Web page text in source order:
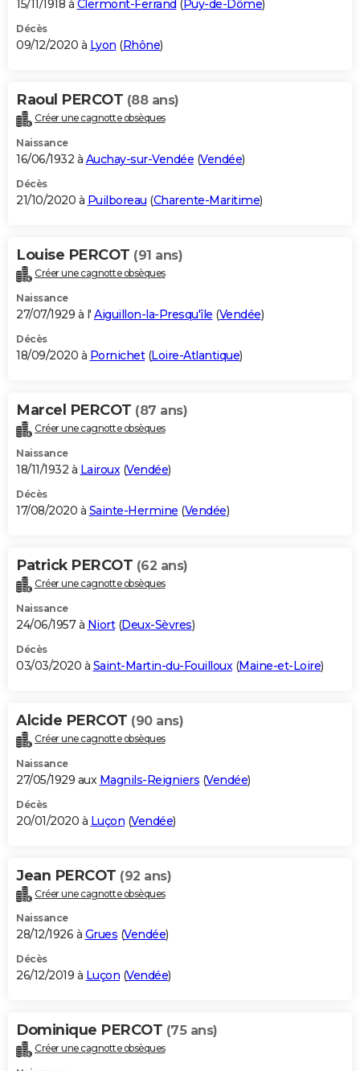
15/11/1918 à Clermont-Ferrand ( Puy-de-Dôme)
Décès
09/12/2020 à Lyon (Rhône)
Raoul PERCOT (88 ans)
Créer une cagnotte obsèques
Naissance
16/06/1932 à Auchay-sur-Vendée (Vendée)
Décès
21/10/2020 à Puilboreau (Charente-Maritime)
Louise PERCOT (91 ans)
Créer une cagnotte obsèques
Naissance
27/07/1929 à l' Aiguillon-la-Presqu'île (Vendée)
Décès
18/09/2020 à Pornichet(Loire-Atlantique)
Marcel PERCOT (87 ans)
Créer une cagnotte obsèques
Naissance
18/11/1932 à Lairoux(Vendée)
Décès
17/08/2020 à Sainte-Hermine (Vendée)
Patrick PERCOT (62 ans)
Créer une cagnotte obsèques
Naissance
24/06/1957 à Niort(Deux-Sèvres)
Décès
03/03/2020 à Saint-Martin-du-Fouilloux(Maine-et-Loire)
Alcide PERCOT (90 ans)
Créer une cagnotte obsèques
Naissance
27/05/1929 aux Magnils-Reigniers (Vendée)
Décès
20/01/2020 à Luçon (Vendée)
Jean PERCOT (92 ans)
Créer une cagnotte obsèques
Naissance
28/12/1926 à Grues (Vendée)
Décès
26/12/2019 à Luçon (Vendée)
Dominique PERCOT (75 ans)
Créer une cagnotte obsèques